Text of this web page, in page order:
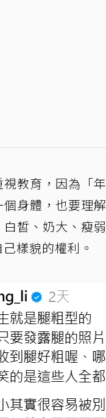
教育，因為「
身體，也要理
皙、奶大、瘦
樣貌的權利。